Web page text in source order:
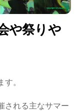
や祭りや
。
される主なサマー